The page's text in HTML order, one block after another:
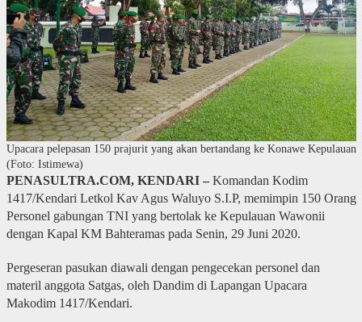
Upacara pelepasan 150 prajurit yang akan bertandang ke Konawe Kepulauan
(Foto: Istimewa)
PENASULTRA.COM, KENDARI – Komandan Kodim
1417/Kendari Letkol Kav Agus Waluyo S.I.P, memimpin 150 Orang
Personel gabungan TNI yang bertolak ke Kepulauan Wawonii
dengan Kapal KM Bahteramas pada Senin, 29 Juni 2020.
Pergeseran pasukan diawali dengan pengecekan personel dan
materil anggota Satgas, oleh Dandim di Lapangan Upacara
Makodim 1417/Kendari.